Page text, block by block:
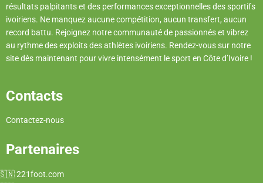
résultats palpitants et des performances exceptionnelles des sportifs
ivoiriens. Ne manquez aucune compétition, aucun transfert, aucun
record battu. Rejoignez notre communauté de passionnés et vibrez
au rythme des exploits des athlètes ivoiriens. Rendez-vous sur notre
site dès maintenant pour vivre intensément le sport en Côte d’Ivoire !
Contacts
Contactez-nous
Partenaires
221foot.com